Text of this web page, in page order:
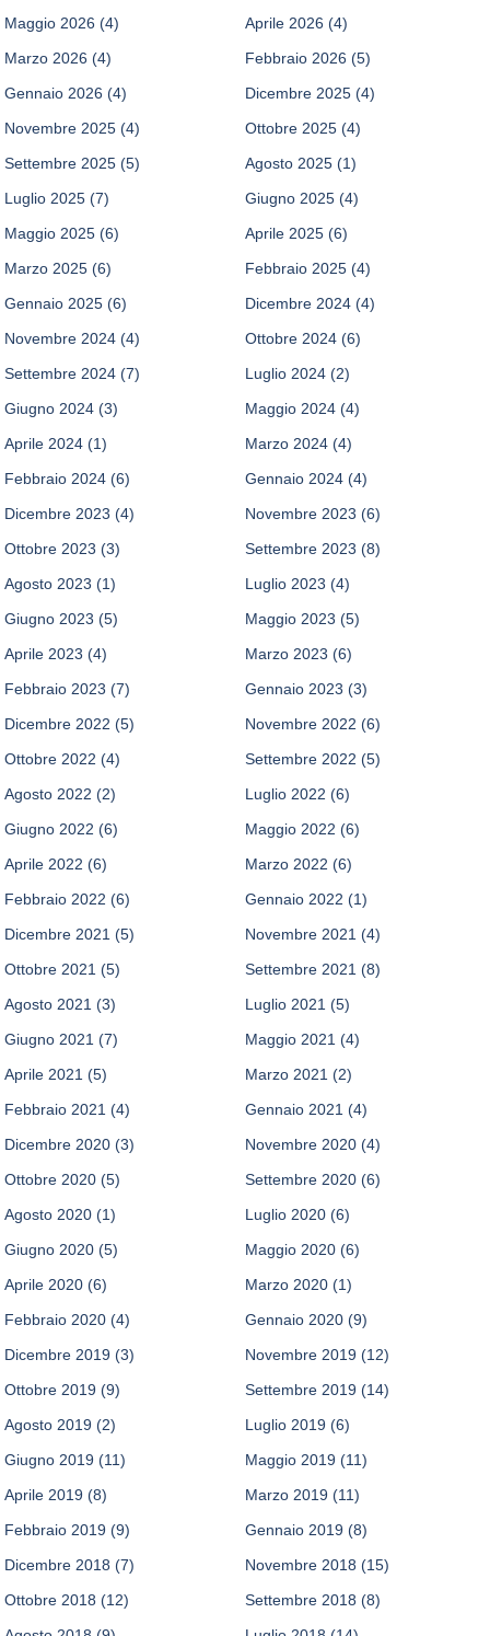
Maggio 2026 (4) Aprile 2026 (4)
Marzo 2026 (4) Febbraio 2026 (5)
Gennaio 2026 (4) Dicembre 2025 (4)
Novembre 2025 (4) Ottobre 2025 (4)
Settembre 2025 (5) Agosto 2025 (1)
Luglio 2025 (7) Giugno 2025 (4)
Maggio 2025 (6) Aprile 2025 (6)
Marzo 2025 (6) Febbraio 2025 (4)
Gennaio 2025 (6) Dicembre 2024 (4)
Novembre 2024 (4) Ottobre 2024 (6)
Settembre 2024 (7) Luglio 2024 (2)
Giugno 2024 (3) Maggio 2024 (4)
Aprile 2024 (1) Marzo 2024 (4)
Febbraio 2024 (6) Gennaio 2024 (4)
Dicembre 2023 (4) Novembre 2023 (6)
Ottobre 2023 (3) Settembre 2023 (8)
Agosto 2023 (1) Luglio 2023 (4)
Giugno 2023 (5) Maggio 2023 (5)
Aprile 2023 (4) Marzo 2023 (6)
Febbraio 2023 (7) Gennaio 2023 (3)
Dicembre 2022 (5) Novembre 2022 (6)
Ottobre 2022 (4) Settembre 2022 (5)
Agosto 2022 (2) Luglio 2022 (6)
Giugno 2022 (6) Maggio 2022 (6)
Aprile 2022 (6) Marzo 2022 (6)
Febbraio 2022 (6) Gennaio 2022 (1)
Dicembre 2021 (5) Novembre 2021 (4)
Ottobre 2021 (5) Settembre 2021 (8)
Agosto 2021 (3) Luglio 2021 (5)
Giugno 2021 (7) Maggio 2021 (4)
Aprile 2021 (5) Marzo 2021 (2)
Febbraio 2021 (4) Gennaio 2021 (4)
Dicembre 2020 (3) Novembre 2020 (4)
Ottobre 2020 (5) Settembre 2020 (6)
Agosto 2020 (1) Luglio 2020 (6)
Giugno 2020 (5) Maggio 2020 (6)
Aprile 2020 (6) Marzo 2020 (1)
Febbraio 2020 (4) Gennaio 2020 (9)
Dicembre 2019 (3) Novembre 2019 (12)
Ottobre 2019 (9) Settembre 2019 (14)
Agosto 2019 (2) Luglio 2019 (6)
Giugno 2019 (11) Maggio 2019 (11)
Aprile 2019 (8) Marzo 2019 (11)
Febbraio 2019 (9) Gennaio 2019 (8)
Dicembre 2018 (7) Novembre 2018 (15)
Ottobre 2018 (12) Settembre 2018 (8)